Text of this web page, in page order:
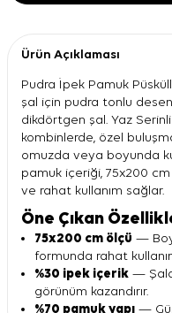
Ürün Açıklaması
Pudra İpek Pamuk
şal için pudra tonlu
dikdörtgen şal. Yaz
kombinlerde, özel
omuzda veya boyunda
pamuk içeriği, 75x200
ve rahat kullanım sağlar.
Öne Çıkan
75x200 cm ölçü —
formunda rahat
%30 ipek içerik —
görünüm kazandırır.
%70 pamuk yapı —